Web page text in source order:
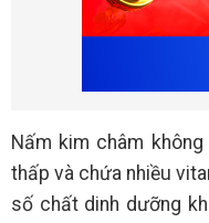
Nấm kim châm
thấp và chứa nhiều
số chất dinh dưỡng